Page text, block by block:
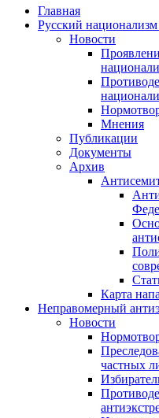
Главная
Русский
Новости
Мнения
Публикации
Документы
Архив
Карта
Неправомерный
Новости
частных